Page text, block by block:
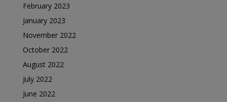
February 2023
January 2023
November 2022
October 2022
August 2022
July 2022
June 2022